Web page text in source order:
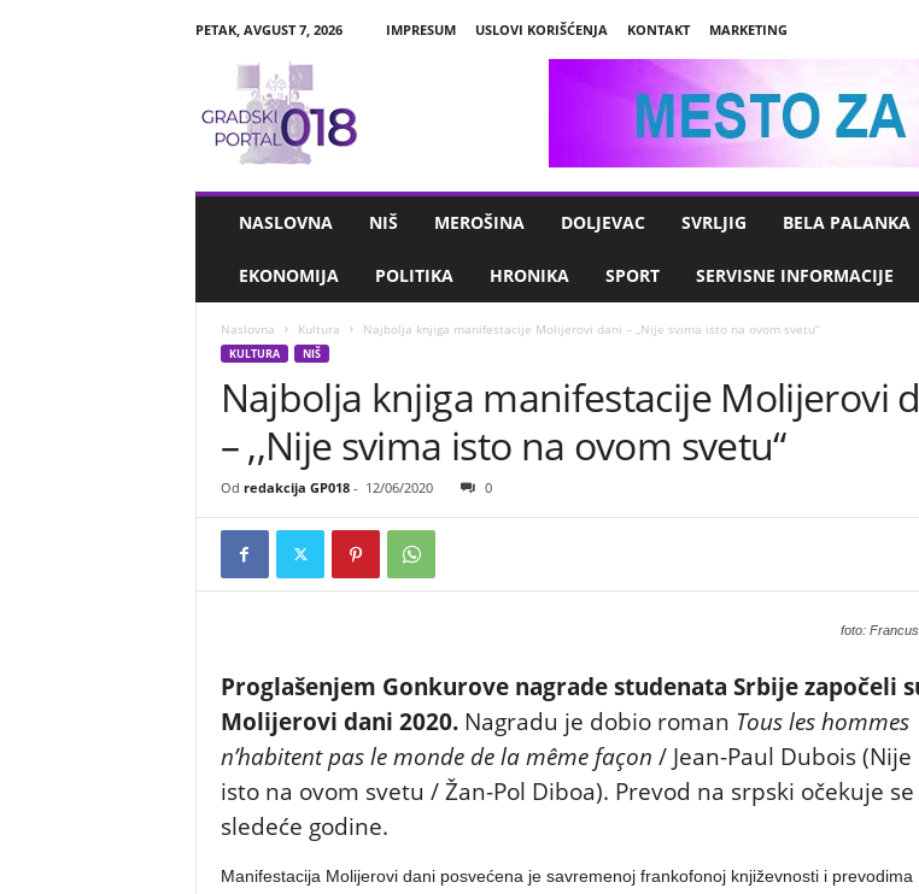
PETAK, AVGUST 7, 2026 IMPRESUM USLOVI KORIŠĆENJA KONTAKT
MARKETING
NASLOVNA NIŠ MEROŠINA DOLJEVAC SVRLJIG BELA PALANKA
EKONOMIJA POLITIKA HRONIKA SPORT SERVISNE INFORMACIJE
Naslovna Kultura Najbolja knjiga manifestacije Molijerovi dani – ,,Nije svima isto na ovom svetu“
KULTURA NIŠ
Najbolja knjiga manifestacije Molijerovi
– ,,Nije svima isto na ovom svetu“
Od redakcija GP018- 12/06/2020 0
foto:
Proglašenjem Gonkurove nagrade studenata Srbije započeli
Molijerovi dani 2020. Nagradu je dobio roman Tous les hommes
n’habitent pas le monde de la même façon / Jean-Paul Dubois (Nije
isto na ovom svetu / Žan-Pol Diboa). Prevod na srpski očekuje se
sledeće godine.
Manifestacija Molijerovi dani posvećena je savremenoj frankofonoj književnosti i prevodima